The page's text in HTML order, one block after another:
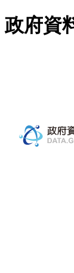
跳至主要內容
政府資